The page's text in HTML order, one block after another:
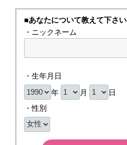
■あなたについて教えて下さい
・ニックネーム
・生年月日
年
月
日
・性別